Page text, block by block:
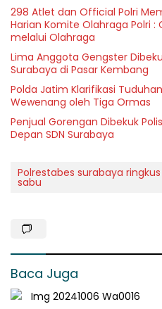
298 Atlet dan Official Polri
Harian Komite Olahraga Polri :
melalui Olahraga
Lima Anggota Gengster
Surabaya di Pasar Kembang
Polda Jatim Klarifikasi
Wewenang oleh Tiga Ormas
Penjual Gorengan Dibekuk
Depan SDN Surabaya
Polrestabes surabaya
sabu
Baca Juga